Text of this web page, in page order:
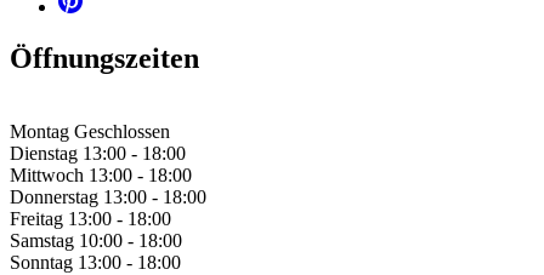
Öffnungszeiten
Montag Geschlossen
Dienstag 13:00 - 18:00
Mittwoch 13:00 - 18:00
Donnerstag 13:00 - 18:00
Freitag 13:00 - 18:00
Samstag 10:00 - 18:00
Sonntag 13:00 - 18:00